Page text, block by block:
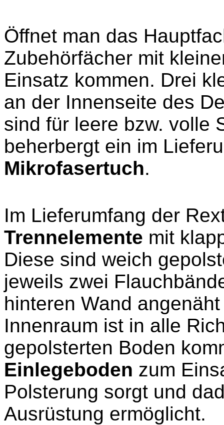
Öffnet man das
Zubehörfächer mit
Einsatz kommen. Drei
an der Innenseite des
sind für leere bzw. volle
beherbergt ein im
Mikrofasertuch.
Im Lieferumfang der
Trennelemente mit
Diese sind weich
jeweils zwei
hinteren Wand
Innenraum ist in alle
gepolsterten Boden
Einlegeboden zum
Polsterung sorgt und
Ausrüstung ermöglicht.